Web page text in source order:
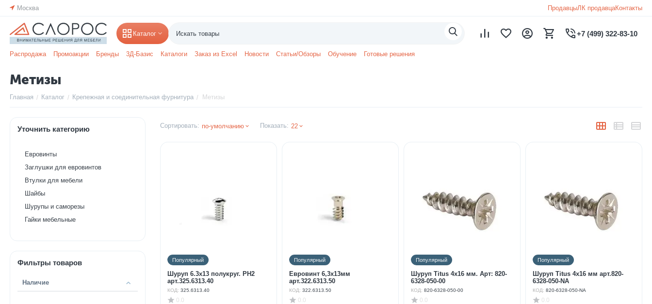
Москва ПродавцыЛК продавцаКонтакты
Каталог +7 (499) 322-83-10
Распродажа Промоакции Бренды 3Д-Базис Каталоги Заказ из Excel Новости Статьи/Обзоры Обучение Готовые решения
Метизы
Главная / Каталог / Крепежная и соединительная фурнитура / Метизы
Сортировать: по-умолчанию Показать: 22
Популярный
Шуруп 6.3х13 полукруг. PH2
арт.325.6313.40
КОД: 325.6313.40
0.0
Популярный
Евровинт 6,3х13мм
арт.322.6313.50
КОД: 322.6313.50
0.0
Популярный
Шуруп Titus 4х16 мм. Арт: 820-
6328-050-00
КОД: 820-6328-050-00
0.0
Популярный
Шуруп Titus 4х16 мм арт.820-
6328-050-NA
КОД: 820-6328-050-NA
0.0
Уточнить категорию
Евровинты
Заглушки для евровинтов
Втулки для мебели
Шайбы
Шурупы и саморезы
Гайки мебельные
Фильтры товаров
Наличие